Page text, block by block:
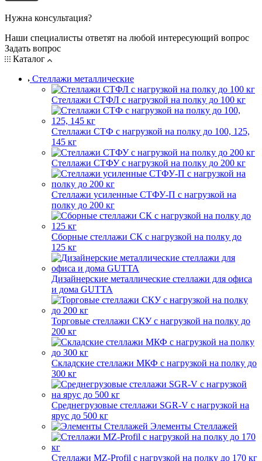
Нужна консультация?
Наши специалисты ответят на любой интересующий вопрос
Задать вопрос
Каталог
Стеллажи металлические
Стеллажи СТФЛ с нагрузкой на полку до 100 кг
Стеллажи СТФ с нагрузкой на полку до 100, 125,
145 кг
Стеллажи СТФУ с нагрузкой на полку до 200 кг
Стеллажи усиленные СТФУ-П с нагрузкой на
полку до 200 кг
Сборные стеллажи СК с нагрузкой на полку до
125 кг
Дизайнерские металлические стеллажи для офиса
и дома GUTTA
Торговые стеллажи СКУ с нагрузкой на полку до
200 кг
Складские стеллажи МКФ с нагрузкой на полку до
300 кг
Среднегрузовые стеллажи SGR-V с нагрузкой на
ярус до 500 кг
Элементы Стеллажей
Стеллажи MZ-Profil с нагрузкой на полку до 170 кг